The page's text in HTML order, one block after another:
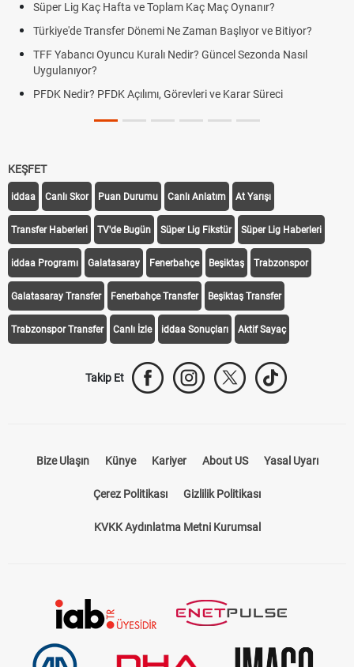
Süper Lig Kaç Hafta ve Toplam Kaç Maç Oynanır?
Türkiye'de Transfer Dönemi Ne Zaman Başlıyor ve Bitiyor?
TFF Yabancı Oyuncu Kuralı Nedir? Güncel Sezonda Nasıl
Uygulanıyor?
PFDK Nedir? PFDK Açılımı, Görevleri ve Karar Süreci
KEŞFET
iddaa Canlı Skor Puan Durumu Canlı Anlatım At Yarışı
Transfer Haberleri TV'de Bugün Süper Lig Fikstür Süper Lig Haberleri
iddaa Programı Galatasaray Fenerbahçe Beşiktaş Trabzonspor
Galatasaray Transfer Fenerbahçe Transfer Beşiktaş Transfer
Trabzonspor Transfer Canlı İzle iddaa Sonuçları Aktif Sayaç
Takip Et
Bize Ulaşın Künye Kariyer About US Yasal Uyarı
Çerez Politikası Gizlilik Politikası
KVKK Aydınlatma Metni Kurumsal